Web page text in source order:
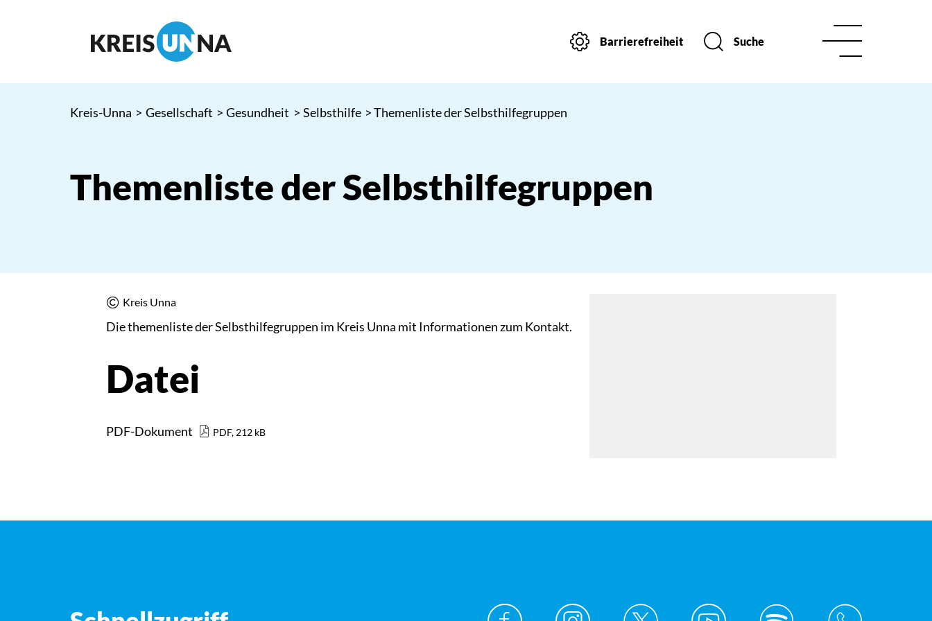
Barrierefreiheit Suche
Kreis-Unna > Gesellschaft > Gesundheit > Selbsthilfe > Themenliste der Selbsthilfegruppen
Themenliste der Selbsthilfegruppen
Kreis Unna
Die themenliste der Selbsthilfegruppen im Kreis Unna mit Informationen zum Kontakt.
Datei
PDF-Dokument PDF, 212 kB